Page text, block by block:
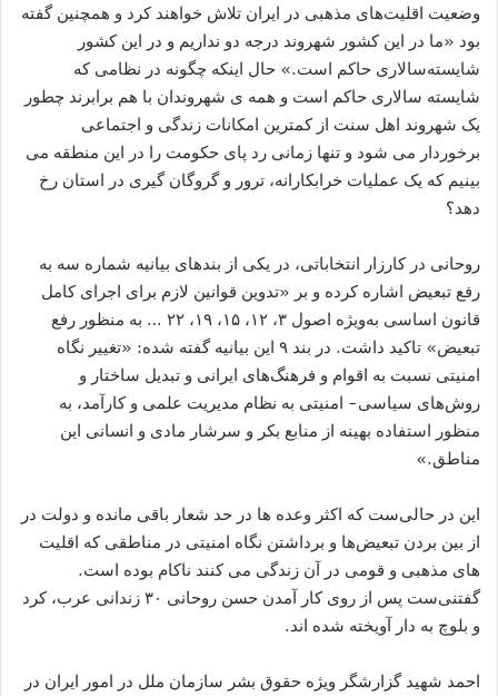
وضعیت اقلیت‌های مذهبی در ایران تلاش خواهند کرد و همچنین گفته
بود «ما در این کشور شهروند درجه دو نداریم و در این کشور
شایسته‌سالاری حاکم است.» حال اینکه چگونه در نظامی که
شایسته سالاری حاکم است و همه ی شهروندان با هم برابرند چطور
یک شهروند اهل سنت از کمترین امکانات زندگی و اجتماعی
برخوردار می شود و تنها زمانی رد پای حکومت را در این منطقه می
بینیم که یک عملیات خرابکارانه، ترور و گروگان گیری در استان رخ
دهد؟
روحانی در کارزار انتخاباتی، در یکی از بندهای بیانیه شماره سه به
رفع تبعیض اشاره کرده و بر «تدوین قوانین لازم برای اجرای کامل
قانون اساسی به‌ویژه اصول ٣، ١٢، ١۵، ١٩، ٢٢ … به منظور رفع
تبعیض» تاکید داشت. در بند ۹ این بیانیه گفته شده: «تغییر نگاه
امنیتی نسبت به اقوام و فرهنگ‌های ایرانی و تبدیل ساختار و
روش‌های سیاسی- امنیتی به نظام مدیریت علمی و کارآمد، به
منظور استفاده بهینه از منابع بکر و سرشار مادی و انسانی این
مناطق.»
این در حالی‌ست که اکثر وعده ها در حد شعار باقی مانده و دولت در
از بین بردن تبعیض‌ها و برداشتن نگاه امنیتی در مناطقی که اقلیت
های مذهبی و قومی در آن زندگی می کنند ناکام بوده است.
گفتنی‌ست پس از روی کار آمدن حسن روحانی ۳۰ زندانی عرب، کرد
و بلوچ به دار آویخته شده اند.
احمد شهید گزارشگر ویژه حقوق بشر سازمان ملل در امور ایران در